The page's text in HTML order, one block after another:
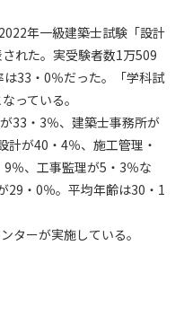
年一級建築士試験「設計
れた。実受験者数1万509
33・0％だった。「学科試
っている。
33・3％、建築士事務所が
計が40・4％、施工管理・
％、工事監理が5・3％な
29・0％。平均年齢は30・1
ターが実施している。
定めるものです。
掲載するルールは本規約の
、随時変更されることが
上に表示した時点で直
します。
し）
会員申込手続きを完了